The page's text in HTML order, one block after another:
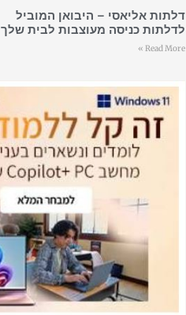
דלתות אליאסי – היבואן המוביל
לדלתות כניסה מעוצבות לבית שלך
Read More »